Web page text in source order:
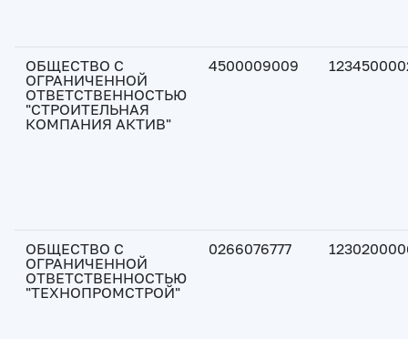
ОБЩЕСТВО С
ОГРАНИЧЕННОЙ
ОТВЕТСТВЕННОСТЬЮ
"СТРОИТЕЛЬНАЯ
КОМПАНИЯ АКТИВ"
4500009009
ОБЩЕСТВО С
ОГРАНИЧЕННОЙ
ОТВЕТСТВЕННОСТЬЮ
"ТЕХНОПРОМСТРОЙ"
0266076777